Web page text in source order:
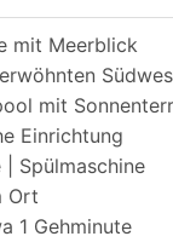
mit Meerblick
mit
Einrichtung
| Spülmaschine
Ort
1 Gehminute